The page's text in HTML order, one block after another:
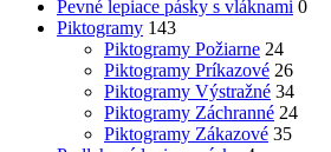
Pevné lepiace pásky s vláknami 0
Piktogramy 143
Piktogramy Požiarne 24
Piktogramy Príkazové 26
Piktogramy Výstražné 34
Piktogramy Záchranné 24
Piktogramy Zákazové 35